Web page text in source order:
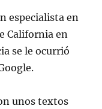
especialista en
California en
se le ocurrió
unos textos